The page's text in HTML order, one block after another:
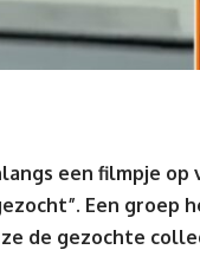
een filmpje op
Een
de gezochte